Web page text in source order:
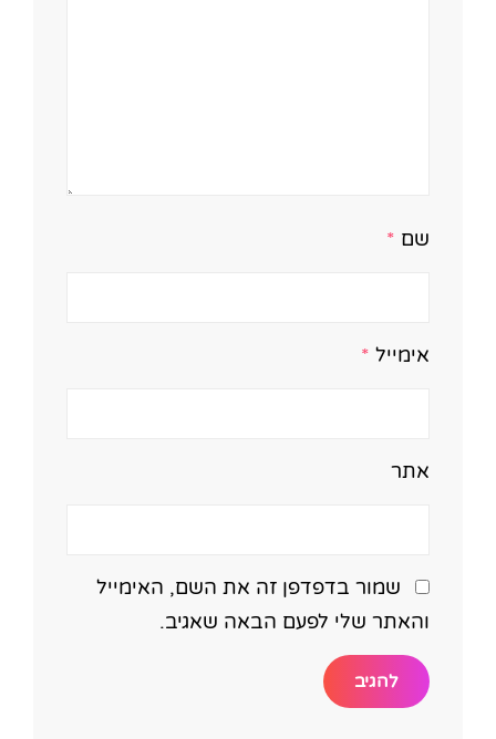
שם *
אימייל *
אתר
שמור בדפדפן זה את השם, האימייל
והאתר שלי לפעם הבאה שאגיב.